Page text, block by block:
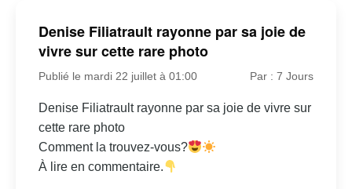
Denise Filiatrault rayonne par sa joie de
vivre sur cette rare photo
Publié le mardi 22 juillet à 01:00 Par : 7 Jours
Denise Filiatrault rayonne par sa joie de vivre sur
cette rare photo
Comment la trouvez-vous?
À lire en commentaire.